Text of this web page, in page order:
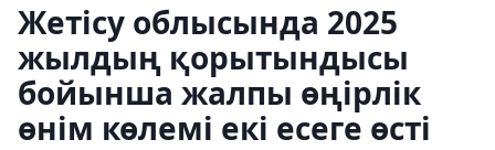
Жетісу облысында 2025
жылдың қорытындысы
бойынша жалпы өңірлік
өнім көлемі екі есеге өсті